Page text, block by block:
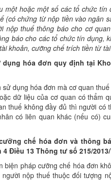
một hoặc một số các tổ chức
(có chứng từ nộp tiền vào ngân
nộp thuế thông báo cho cơ
báo cho các tổ chức tín dụng,
khoản, cưỡng chế trích tiền từ
dụng hóađơn quy định tại
dụng hóa đơn mà cơ quan
dữ liệu của cơ quan có thẩm
thuế không đầy đủ thì người
có liên quan khác (nếu có)
chế hóađơn và thông
4 Điều 13 Thông tưsố 215/
biện pháp cưỡng chế hóa đơn
nộp thuế thuộc đối tượng